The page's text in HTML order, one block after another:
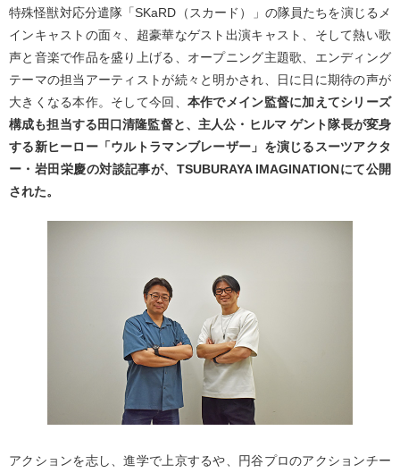
特殊怪獣対応分遣隊「SKaRD（スカード）」の隊員たちを演じるメ
インキャストの面々、超豪華なゲスト出演キャスト、そして熱い歌
声と音楽で作品を盛り上げる、オープニング主題歌、エンディング
テーマの担当アーティストが続々と明かされ、日に日に期待の声が
大きくなる本作。そして今回、 本作でメイン監督に加えてシリーズ
構成も担当する田口清隆監督と、主人公・ヒルマ ゲント隊長が変身
する新ヒーロー「ウルトラマンブレーザー」を演じるスーツアクタ
ー・岩田栄慶の対談記事が、TSUBURAYA IMAGINATIONにて公開
された。
アクションを志し、進学で上京するや、円谷プロのアクションチー